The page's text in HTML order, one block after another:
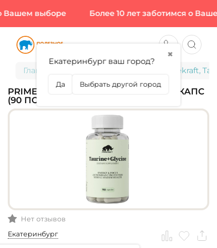
выборе Более 10 лет заботимся о
Главная Primekraft,
PRIMEKRAFT, TAURINE + GLYCINE, 90 КАПС
(90 ПОРЦИЙ)
Нет отзывов
Екатеринбург
✖
Екатеринбург ваш город?
Да Выбрать другой город